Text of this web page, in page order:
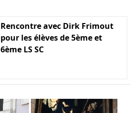
Rencontre avec Dirk Frimout
pour les élèves de 5ème et
6ème LS SC